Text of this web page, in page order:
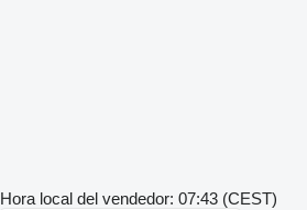
Hora local del vendedor: 07:43 (CEST)